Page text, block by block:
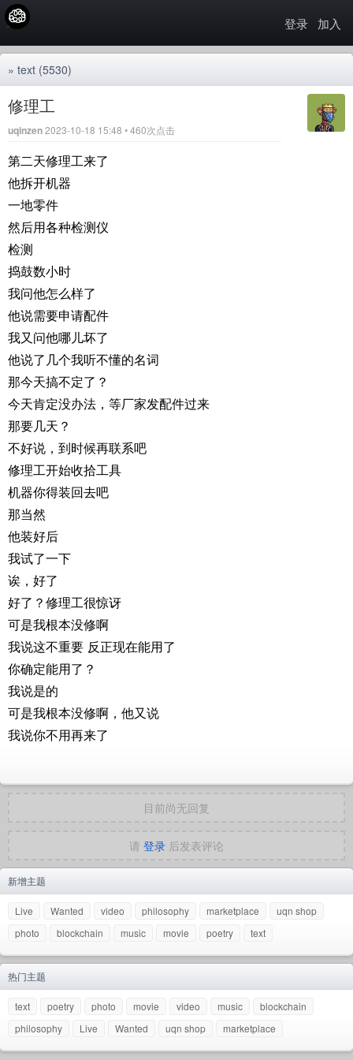
登录 加入
» text (5530)
修理工
uqinzen2023-10-18 15:48 • 460次点击
第二天修理工来了
他拆开机器
一地零件
然后用各种检测仪
检测
捣鼓数小时
我问他怎么样了
他说需要申请配件
我又问他哪儿坏了
他说了几个我听不懂的名词
那今天搞不定了？
今天肯定没办法，等厂家发配件过来
那要几天？
不好说，到时候再联系吧
修理工开始收拾工具
机器你得装回去吧
那当然
他装好后
我试了一下
诶，好了
好了？修理工很惊讶
可是我根本没修啊
我说这不重要 反正现在能用了
你确定能用了？
我说是的
可是我根本没修啊，他又说
我说你不用再来了
目前尚无回复
请 登录 后发表评论
新增主题
Live Wanted video philosophy marketplace
uqn shop
photo
blockchain music movie poetry text
热门主题
text poetry photo movie video music
blockchain
philosophy
Live Wanted uqn shop marketplace